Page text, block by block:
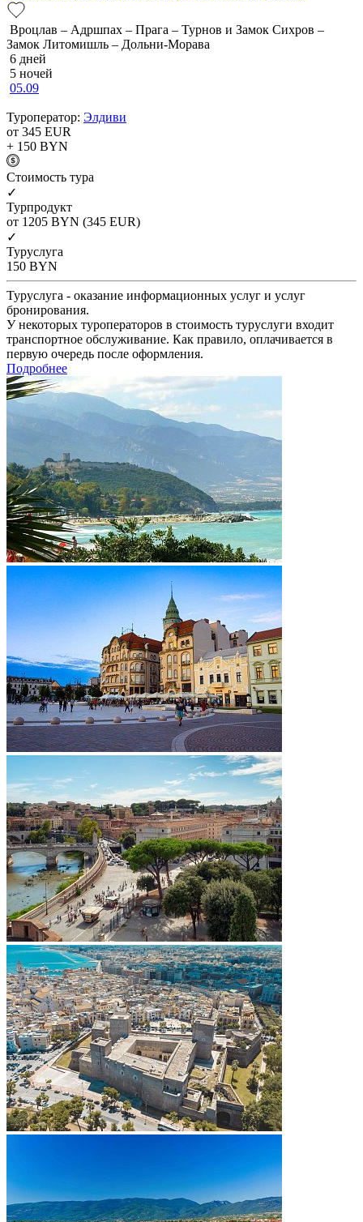
Вроцлав – Адршпах – Прага – Турнов и Замок Сихров –
Замок Литомишль – Дольни-Морава
6 дней
5 ночей
05.09
Туроператор: Элдиви
от 345 EUR
+ 150 BYN
Cтоимость тура
✓
Турпродукт
от 1205 BYN (345 EUR)
✓
Туруслуга
150 BYN
Туруслуга - оказание информационных услуг и услуг
бронирования.
У некоторых туроператоров в стоимость туруслуги входит
транспортное обслуживание. Как правило, оплачивается в
первую очередь после оформления.
Подробнее